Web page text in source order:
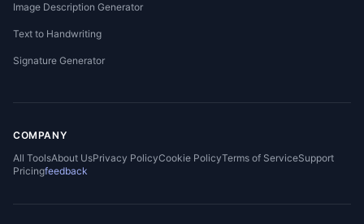
Image Description Generator
Text to Handwriting
Signature Generator
COMPANY
All ToolsAbout UsPrivacy PolicyCookie PolicyTerms of ServiceSupport
Pricingfeedback